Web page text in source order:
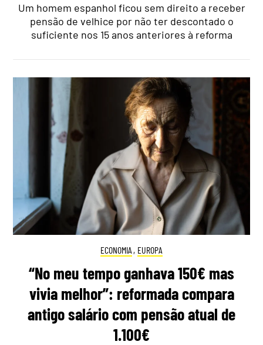
Um homem espanhol ficou sem direito a receber
pensão de velhice por não ter descontado o
suficiente nos 15 anos anteriores à reforma
ECONOMIA , EUROPA
“No meu tempo ganhava 150€ mas
vivia melhor”: reformada compara
antigo salário com pensão atual de
1.100€